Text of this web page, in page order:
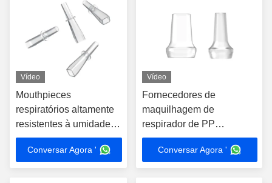
Vídeo
Mouthpieces
respiratórios altamente
resistentes à umidade
Design ergonômico
Durabilidade padrão
Conversar Agora '
Vídeo
Fornecedores de
maquilhagem de
respirador de PP
transparente de vários
tamanhos
Conversar Agora '